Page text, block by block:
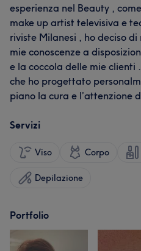
esperienza nel Beauty ,
make up artist televisiva e
riviste Milanesi , ho deciso
mie conoscenze a
e la coccola delle mie clienti
che ho progettato
piano la cura e l’attenzione
Servizi
Viso Corpo
Depilazione
Portfolio